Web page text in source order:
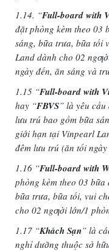
1.14. “Full-board with
đặt phòng kèm theo 03
sáng, bữa trưa, bữa tối
Land dành cho 02
ngày đến, ăn sáng và
1.15 “Full-board with
hay “FBVS” là yêu
lưu trú bao gồm bữa
giới hạn tại Vinpearl
đêm lưu trú (ăn tối
1.16 “Full-board with
phòng kèm theo 03
bữa trưa, bữa tối, vui
cho 02 ngƣời lớn/1
1.17 “Khách Sạn” là
nghỉ dưỡng thuộc sở